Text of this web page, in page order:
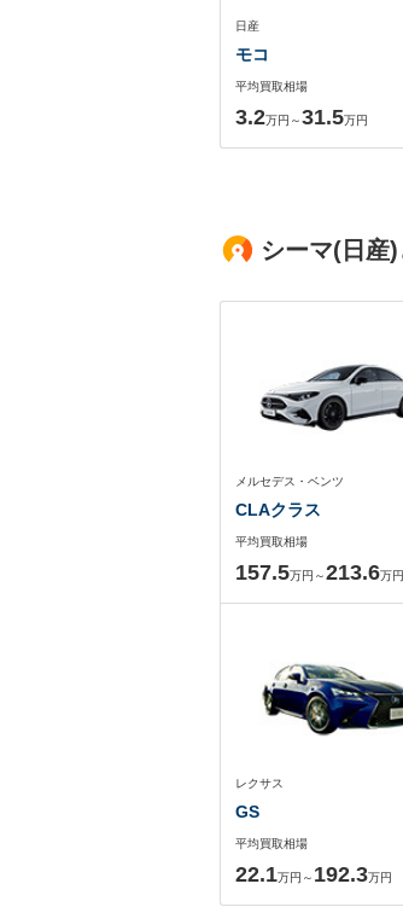
日産
モコ
平均買取相場
3.2万円～31.5万円
シーマ(日産
メルセデス・ベンツ
CLAクラス
平均買取相場
157.5万円～213.6万円
レクサス
GS
平均買取相場
22.1万円～ 192.3万円